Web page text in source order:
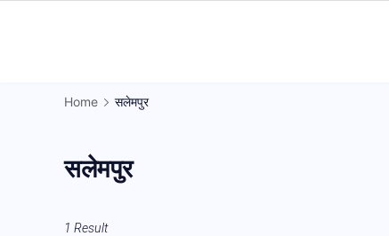
Home सलेमपुर
सलेमपुर
1 Result